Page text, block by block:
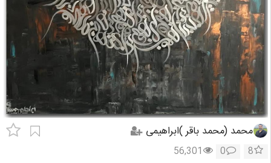
محمد (محمد باقر )ابراهیمی
8
0
56,301